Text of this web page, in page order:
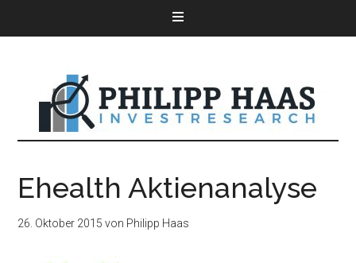
Ehealth Aktienanalyse
26. Oktober 2015 von Philipp Haas